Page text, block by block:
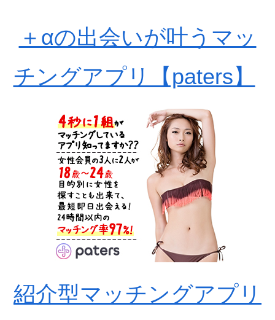
＋αの出会いが叶うマッ
チングアプリ【paters】
紹介型マッチングアプリ